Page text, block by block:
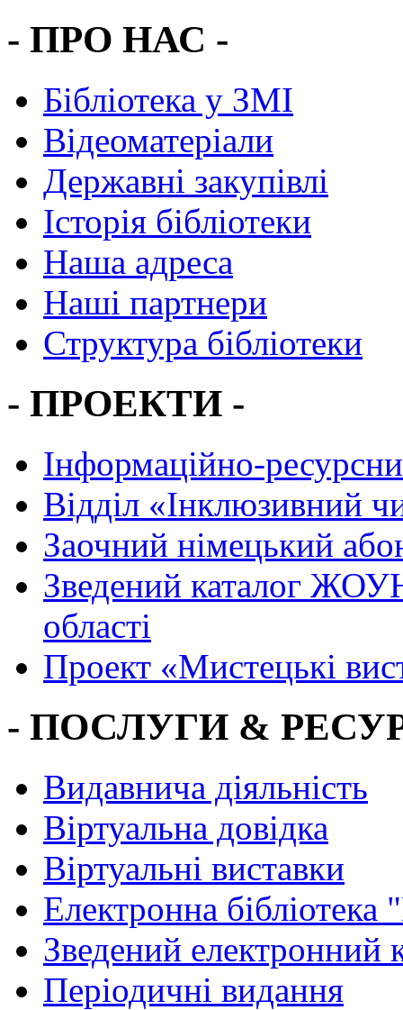
- ПРО НАС -
Бібліотека у ЗМІ
Відеоматеріали
Державні закупівлі
Історія бібліотеки
Наша адреса
Наші партнери
Структура бібліотеки
- ПРОЕКТИ -
Інформаційно-
Вiддiл «Інклюзивний
Заочний німецький
Зведений каталог
області
Проект «Мистецькі
- ПОСЛУГИ &
Видавнича діяльність
Віртуальна довідка
Віртуальні виставки
Електронна
Зведений електронний
Періодичні видання